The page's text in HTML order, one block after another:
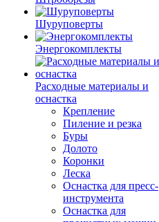
Шуруповерты
Энергокомплекты
Расходные материалы и
оснастка
Крепление
Пиление и резка
Буры
Долото
Коронки
Леска
Оснастка для пресс-
инструмента
Оснастка для